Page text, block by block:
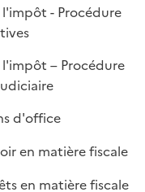
- Procédure
– Procédure
d'office
en matière fiscale
en matière fiscale